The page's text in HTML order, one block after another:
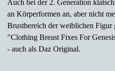
Auch bei der 2. Generation
an Körperformen an, aber nicht
Brustbereich der weiblichen Figur
"Clothing Breast Fixes For
- auch als Daz Original.